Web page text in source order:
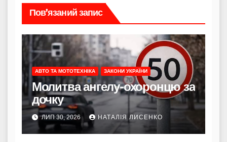
Пов’язаний запис
АВТО ТА МОТОТЕХНІКА ЗАКОНИ УКРАЇНИ
Молитва ангелу-охоронцю за
дочку
ЛИП 30, 2026 НАТАЛІЯ ЛИСЕНКО